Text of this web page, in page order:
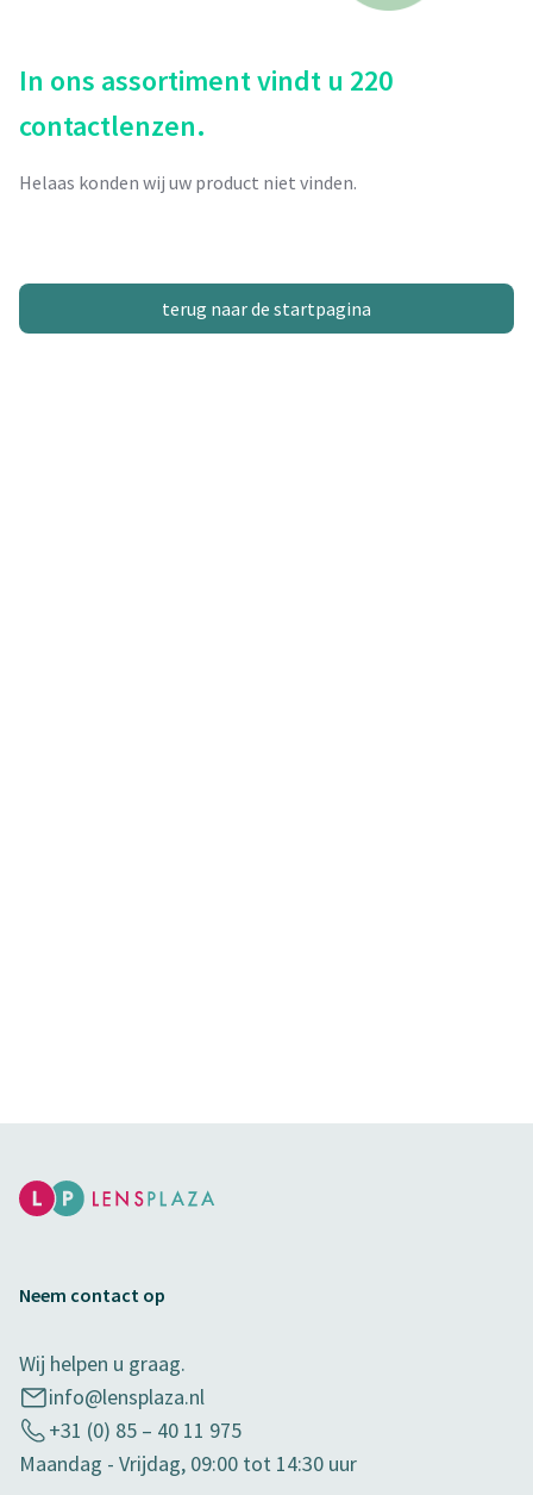
In ons assortiment vindt u 220
contactlenzen.
Helaas konden wij uw product niet vinden.
terug naar de startpagina
Neem contact op
Wij helpen u graag.
info@lensplaza.nl
+31 (0) 85 – 40 11 975
Maandag - Vrijdag, 09:00 tot 14:30 uur